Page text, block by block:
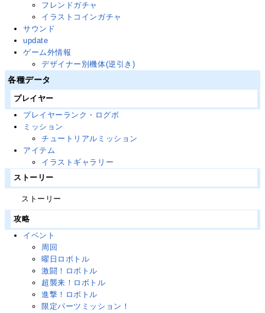
フレンドガチャ
イラストコインガチャ
サウンド
update
ゲーム外情報
デザイナー別機体(逆引き)
各種データ
プレイヤー
プレイヤーランク・ログボ
ミッション
チュートリアルミッション
アイテム
イラストギャラリー
ストーリー
ストーリー
攻略
イベント
周回
曜日ロボトル
激闘！ロボトル
超襲来！ロボトル
進撃！ロボトル
限定パーツミッション！